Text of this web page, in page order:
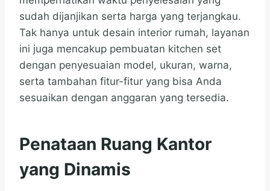
sudah dijanjikan serta harga yang terjangkau.
Tak hanya untuk desain interior rumah, layanan
ini juga mencakup pembuatan kitchen set
dengan penyesuaian model, ukuran, warna,
serta tambahan fitur-fitur yang bisa Anda
sesuaikan dengan anggaran yang tersedia.
Penataan Ruang Kantor
yang Dinamis